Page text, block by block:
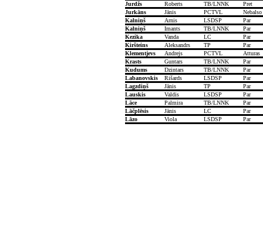
Jurdžs
Roberts TB/LNNK
Pret
Jurkāns
Jānis PCTVL
Nebalso
Kalniņš
Arnis LSDSP
Par
Kalniņš
Imants TB/LNNK
Par
Kezika
Vanda LC
Par
Kiršteins
Aleksandrs TP
Par
Klementjevs
Andrejs PCTVL
Atturas
Krasts
Guntars TB/LNNK
Par
Kudums
Dzintars TB/LNNK
Par
Labanovskis
Rišards LSDSP
Par
Lagzdiņš
Jānis TP
Par
Lauskis
Valdis LSDSP
Par
Lāce
Palmira TB/LNNK
Par
Lāčplēsis
Jānis LC
Par
Lāzo
Viola LSDSP Par